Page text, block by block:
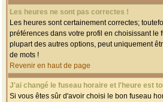
Les heures ne sont pas correctes !
Les heures sont certainement correctes;
préférences dans votre profil en choisissant le
plupart des autres options, peut uniquement
de mots !
Revenir en haut de page
J'ai changé le fuseau horaire et l'heure est
Si vous êtes sûr d'avoir choisi le bon fuseau